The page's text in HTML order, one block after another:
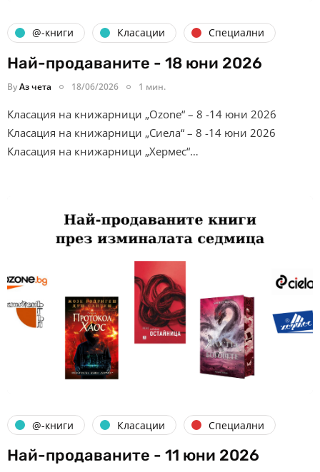
@-книги Класации Специални
Най-продаваните - 18 юни 2026
ByАз чета 18/06/2026 1 мин.
Класация на книжарници „Ozone“ – 8 -14 юни 2026
Класация на книжарници „Сиела“ – 8 -14 юни 2026
Класация на книжарници „Хермес“…
@-книги Класации Специални
Най-продаваните - 11 юни 2026